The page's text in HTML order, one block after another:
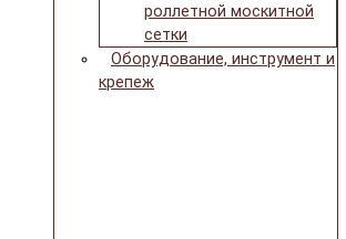
роллетной москитной
сетки
Оборудование, инструмент и
крепеж